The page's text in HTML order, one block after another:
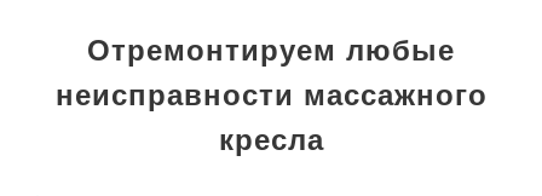
Отремонтируем любые
неисправности массажного
кресла